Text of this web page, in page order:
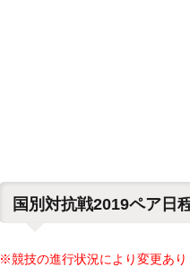
国別対抗戦2019ペア日
※競技の進行状況により変更あり